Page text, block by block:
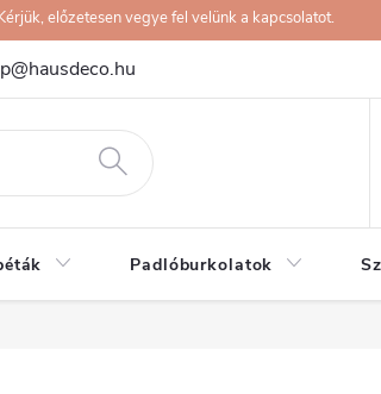
előzetesen vegye fel velünk a kapcsolatot.
Padlóburkolatok